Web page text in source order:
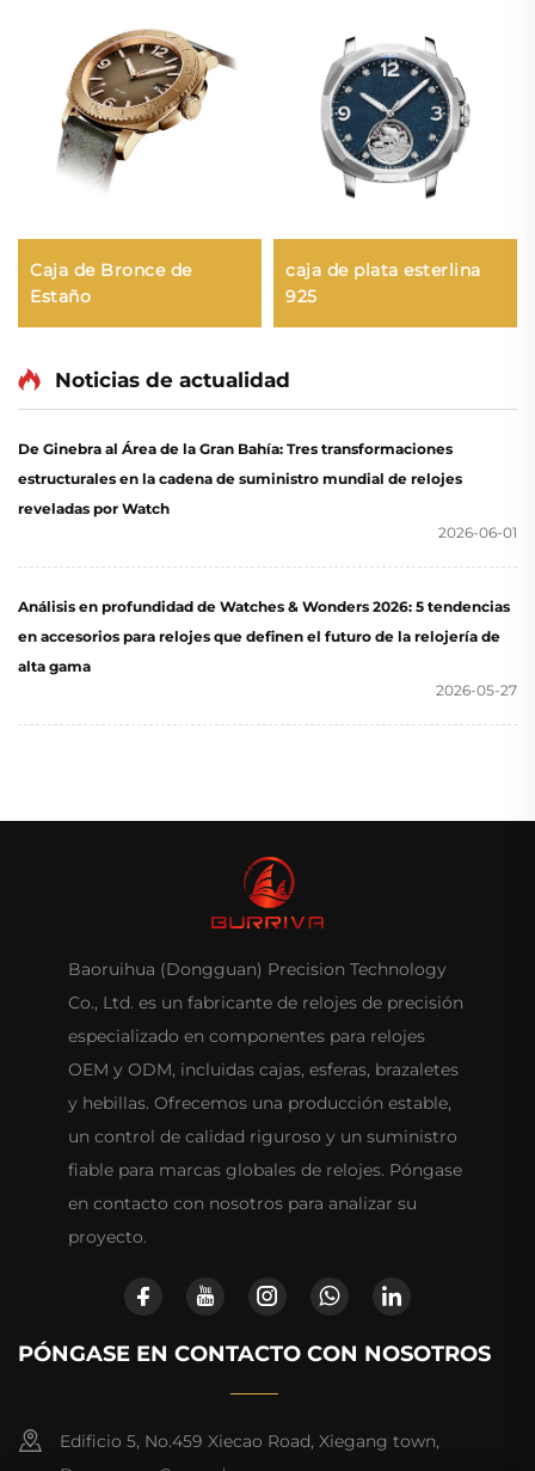
Caja de Bronce de
Estaño
caja de plata esterlina
925
Noticias de actualidad
De Ginebra al Área de la Gran Bahía: Tres transformaciones
estructurales en la cadena de suministro mundial de relojes
reveladas por Watch
2026-06-01
Análisis en profundidad de Watches & Wonders 2026: 5 tendencias
en accesorios para relojes que definen el futuro de la relojería de
alta gama
2026-05-27
Baoruihua (Dongguan) Precision Technology
Co., Ltd. es un fabricante de relojes de precisión
especializado en componentes para relojes
OEM y ODM, incluidas cajas, esferas, brazaletes
y hebillas. Ofrecemos una producción estable,
un control de calidad riguroso y un suministro
fiable para marcas globales de relojes. Póngase
en contacto con nosotros para analizar su
proyecto.
PÓNGASE EN CONTACTO CON NOSOTROS
Edificio 5, No.459 Xiecao Road, Xiegang town,